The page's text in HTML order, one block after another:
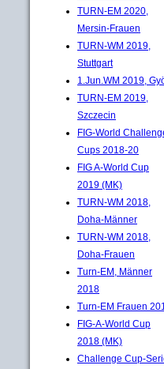
TURN-EM 2020,
Mersin-Frauen
TURN-WM 2019,
Stuttgart
1.Jun.WM 2019,
TURN-EM 2019,
Szczecin
FIG-World
Cups 2018-20
FIG A-World Cup
2019 (MK)
TURN-WM 2018,
Doha-Männer
TURN-WM 2018,
Doha-Frauen
Turn-EM, Männer
2018
Turn-EM Frauen
FIG-A-World Cup
2018 (MK)
Challenge Cup-